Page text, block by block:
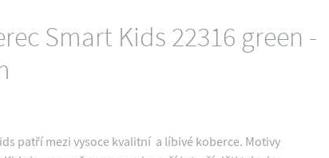
Smart Kids 22316 green -
patří mezi vysoce kvalitní a líbivé koberce. Motivy